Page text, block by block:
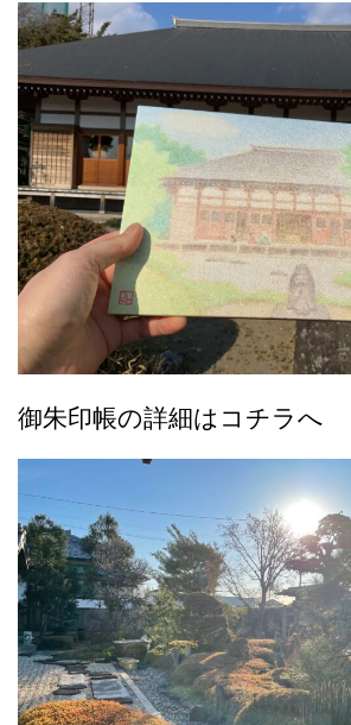
御朱印帳の詳細はコチラへ